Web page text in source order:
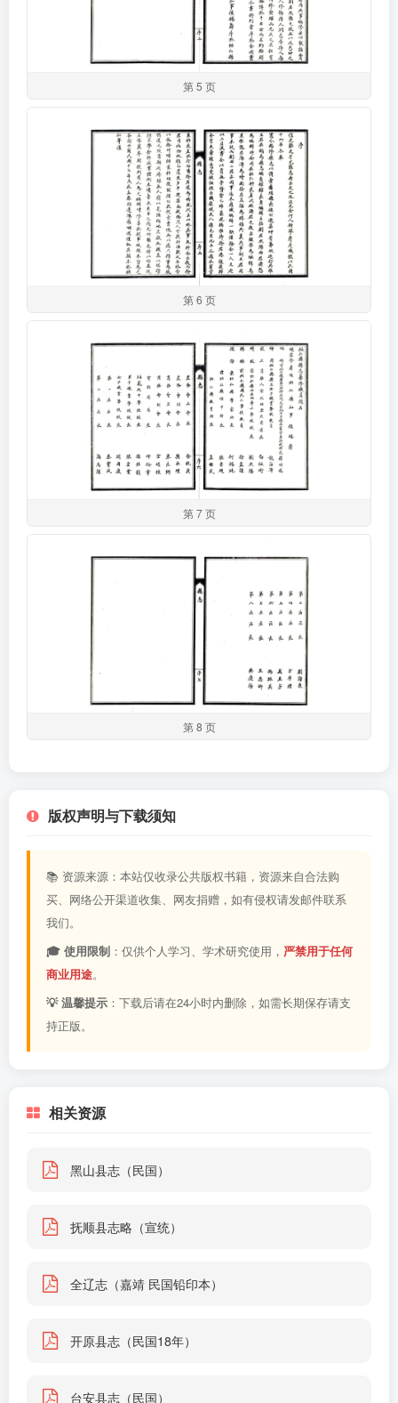
第 5 页
第 6 页
第 7 页
第 8 页
版权声明与下载须知
📚 资源来源：本站仅收录公共版权书籍，资源来自合法购
买、网络公开渠道收集、网友捐赠，如有侵权请发邮件联系
我们。
🎓 使用限制 ：仅供个人学习、学术研究使用， 严禁用于任何
商业用途。
💡 温馨提示 ：下载后请在24小时内删除，如需长期保存请支
持正版。
相关资源
黑山县志（民国）
抚顺县志略（宣统）
全辽志（嘉靖 民国铅印本）
开原县志（民国18年）
台安县志（民国）